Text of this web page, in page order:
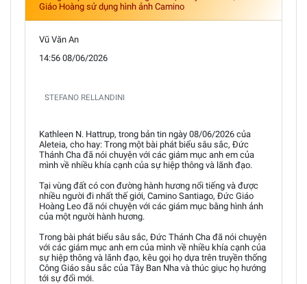
Giáo Hoàng sử dụng hình ảnh Camino
Vũ Văn An
14:56 08/06/2026
STEFANO RELLANDINI
Kathleen N. Hattrup, trong bản tin ngày 08/06/2026 của
Aleteia, cho hay: Trong một bài phát biểu sâu sắc, Đức
Thánh Cha đã nói chuyện với các giám mục anh em của
mình về nhiều khía cạnh của sự hiệp thông và lãnh đạo.
Tại vùng đất có con đường hành hương nổi tiếng và được
nhiều người đi nhất thế giới, Camino Santiago, Đức Giáo
Hoàng Leo đã nói chuyện với các giám mục bằng hình ảnh
của một người hành hương.
Trong bài phát biểu sâu sắc, Đức Thánh Cha đã nói chuyện
với các giám mục anh em của mình về nhiều khía cạnh của
sự hiệp thông và lãnh đạo, kêu gọi họ dựa trên truyền thống
Công Giáo sâu sắc của Tây Ban Nha và thúc giục họ hướng
tới sự đổi mới.